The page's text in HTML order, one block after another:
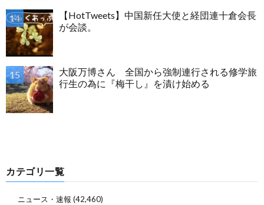
【HotTweets】中国新任大使と経団連十倉会長
が会談。
大阪万博さん 全国から強制連行される修学旅
行生の為に『梅干し』を漬け始める
カテゴリ一覧
ニュース・速報 (42,460)